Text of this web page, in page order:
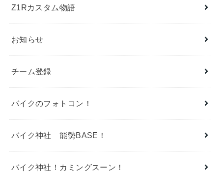
Z1Rカスタム物語
お知らせ
チーム登録
バイクのフォトコン！
バイク神社 能勢BASE！
バイク神社！カミングスーン！